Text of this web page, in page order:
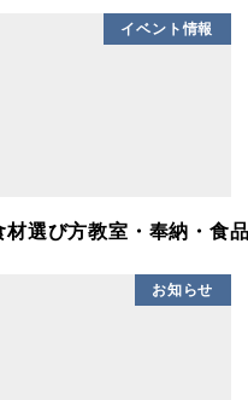
）
イベント情報
材選び方教室・奉納・食
お知らせ